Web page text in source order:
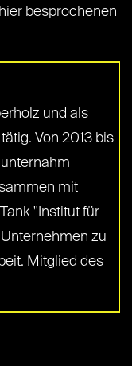
besprochenen
und als
Von 2013 bis
mit
"Institut für
zu
Mitglied des